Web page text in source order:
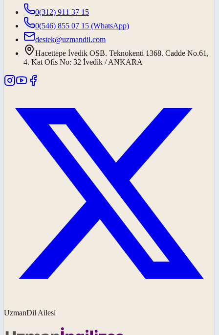
0(312) 911 37 15
0(546) 855 07 15 (WhatsApp)
destek@uzmandil.com
Hacettepe İvedik OSB. Teknokenti 1368. Cadde No.61,
4. Kat Ofis No: 32 İvedik / ANKARA
UzmanDil Ailesi